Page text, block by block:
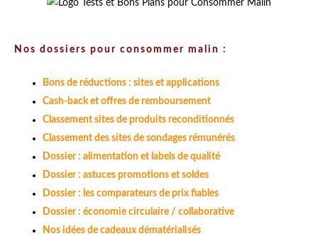
Nos dossiers pour consommer malin :
Bons de réductions : sites et applications
Cash-back et offres de remboursement
Classement sites de produits reconditionnés
Classement des sites de sondages rémunérés
Dossier : alimentation et labels de qualité
Dossier : astuces promotions et soldes
Dossier : les comparateurs de prix fiables
Dossier : économie circulaire / collaborative
Nos idées de cadeaux dématérialisés